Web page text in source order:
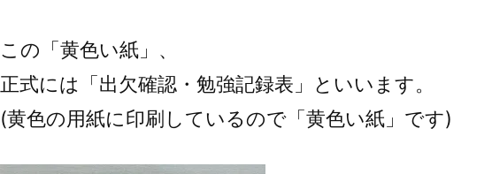
この「黄色い紙」、
正式には「出欠確認・勉強記録表」といいます。
(黄色の用紙に印刷しているので「黄色い紙」です)